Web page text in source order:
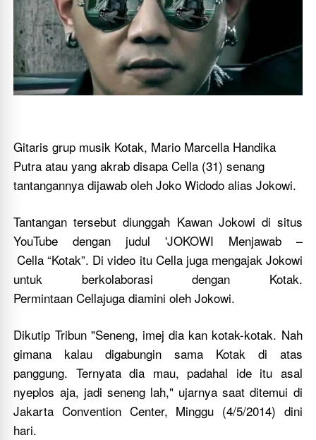
Gitaris grup musik Kotak, Mario Marcella Handika
Putra atau yang akrab disapa Cella (31) senang
tantangannya dijawab oleh Joko Widodo alias Jokowi.
Tantangan tersebut diunggah Kawan Jokowi di situs
YouTube dengan judul 'JOKOWI Menjawab –
Cella “Kotak”. Di video itu Cella juga mengajak Jokowi
untuk berkolaborasi dengan Kotak.
Permintaan Cellajuga diamini oleh Jokowi.
Dikutip Tribun "Seneng, imej dia kan kotak-kotak. Nah
gimana kalau digabungin sama Kotak di atas
panggung. Ternyata dia mau, padahal ide itu asal
nyeplos aja, jadi seneng lah," ujarnya saat ditemui di
Jakarta Convention Center, Minggu (4/5/2014) dini
hari.